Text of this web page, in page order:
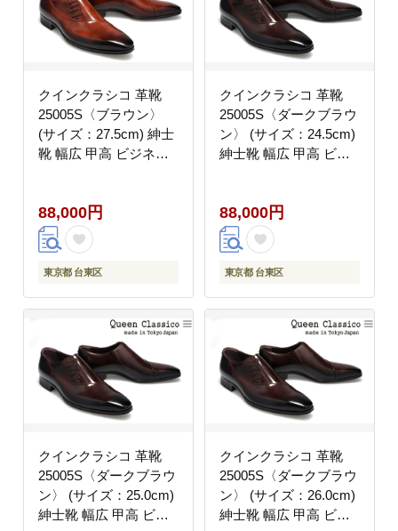
クインクラシコ 革靴
25005S〈ブラウン〉
(サイズ：27.5cm) 紳士
靴 幅広 甲高 ビジネス
ポン 牛革
88,000円
東京都 台東区
クインクラシコ 革靴
25005S〈ダークブラウ
ン〉 (サイズ：24.5cm)
紳士靴 幅広 甲高 ビジ
リッポン 牛革
88,000円
東京都 台東区
クインクラシコ 革靴
25005S〈ダークブラウ
ン〉 (サイズ：25.0cm)
紳士靴 幅広 甲高 ビジ
クインクラシコ 革靴
25005S〈ダークブラウ
ン〉 (サイズ：26.0cm)
紳士靴 幅広 甲高 ビジ